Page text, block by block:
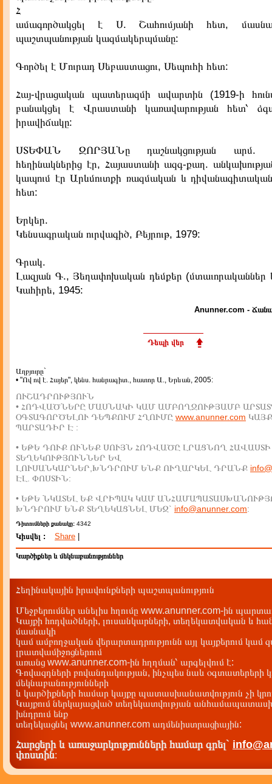
Հ
ամագործակցել է Ս. Շահումյանի հետ,
պաշտպանության կազմակերպմանը:
Գործել է Մուրադ Սեբաստացու, Սեպուհի հետ:
Հայ-վրացական պատերազմի ավարտին (1919-ի
բանակցել է Վրաստանի կառավարության հետ՝
իրավիճակը:
ՍՏԵՓԱՆ ԶՈՐՅԱՆը դաշնակցության արմ.
հեղինակներից էր, Հայաստանի ազգ-քաղ.
կապում էր Արևմուտքի ռազմական և դիվանագիտական
հետ:
Երկեր.
Կենսագրական ուրվագիծ, Բեյրութ, 1979:
Գրակ.
Լազյան Գ., Յեղափոխական դեմքեր (մտաւորականներ և
Կահիրե, 1945:
Anunner.com -
Դեպի վեր
Աղբյուրը`
• "Ով ով է. Հայեր", կենս. հանրագիտ., հատոր Ա., Երևան, 2005:
ՈՒՇԱԴՐՈՒԹՅՈՒՆ
• ՀՈԴՎԱԾՆԵՐԸ ՄԱՍՆԱԿԻ ԿԱՄ ԱՄԲՈՂՋՈՒԹՅԱՄԲ
ՕԳՏԱԳՈՐԾԵԼՈՒ ԴԵՊՔՈՒՄ ՀՂՈՒՄԸ www.anunner.com
ՊԱՐՏԱԴԻՐ Է :
• ԵԹԵ ԴՈՒՔ ՈՒՆԵՔ ՍՈՒՅՆ ՀՈԴՎԱԾԸ ԼՐԱՑՆՈՂ ՀԱՎԱՍՏԻ
ՏԵՂԵԿՈՒԹՅՈՒՆՆԵՐ ԵՎ
ԼՈՒՍԱՆԿԱՐՆԵՐ,ԽՆԴՐՈՒՄ ԵՆՔ ՈՒՂԱՐԿԵԼ ԴՐԱՆՔ
ԷԼ. ՓՈՍՏԻՆ:
• ԵԹԵ ՆԿԱՏԵԼ ԵՔ ՎՐԻՊԱԿ ԿԱՄ
ԽՆԴՐՈՒՄ ԵՆՔ ՏԵՂԵԿԱՑՆԵԼ ՄԵԶ` info@anunner.com:
Դիտումների քանակը: 4342
Կիսվել : Share
Կարծիքներ և մեկնաբանություններ
Հեղինակային իրավունքների պաշտպանություն
Մեջբերումներ անելիս հղումը www.anunner.com-ին
Կայքի հոդվածների, լուսանկարների, տեղեկատվական և
մասնակի
կամ ամբողջական վերարտադրությունն այլ կայքերում կամ
լրատվամիջոցներում
առանց www.anunner.com-ին հղղման՝ արգելվում է:
Գովազդների բովանդակության, ինչպես նաև օգտատերերի
մեկնաբանությունների
և կարծիքների համար կայքը պատասխանատվություն չի
Կայքում ներկայացված տեղեկատվության
խնդրում ենք
տեղեկացնել www.anunner.com ադմենիստրացիային:
Հարցերի և առաջարկությունների համար գրել`
փոստին: